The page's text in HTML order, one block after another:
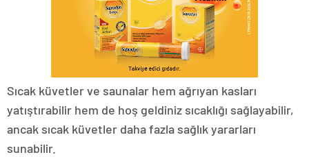
Sıcak küvetler ve saunalar hem ağrıyan kasları
yatıştırabilir hem de hoş geldiniz sıcaklığı sağlayabilir,
ancak sıcak küvetler daha fazla sağlık yararları
sunabilir.